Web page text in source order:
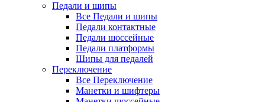
Педали и шипы
Все Педали и шипы
Педали контактные
Педали шоссейные
Педали платформы
Шипы для педалей
Переключение
Все Переключение
Манетки и шифтеры